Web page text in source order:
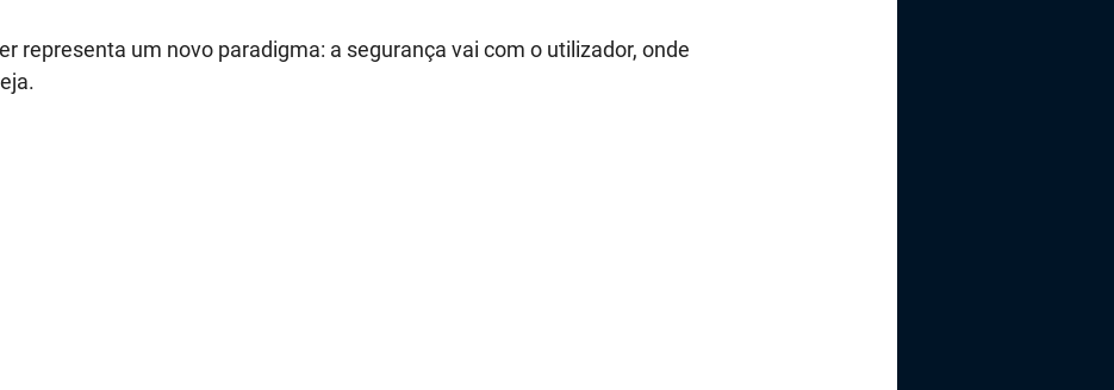
representa um novo paradigma: a segurança vai com o utilizador, onde